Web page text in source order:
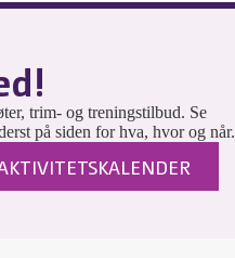
trim- og treningstilbud. Se
på siden for hva, hvor og når.